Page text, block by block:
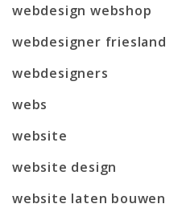
webdesign webshop
webdesigner friesland
webdesigners
webs
website
website design
website laten bouwen